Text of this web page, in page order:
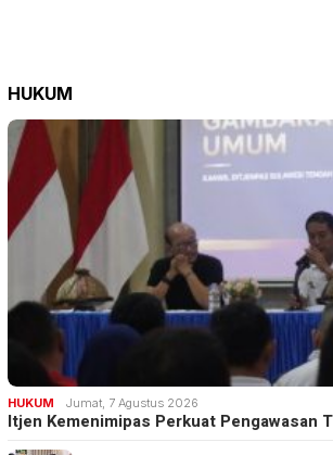
HUKUM
HUKUM Jumat, 7 Agustus 2026
Itjen Kemenimipas Perkuat Pengawasan